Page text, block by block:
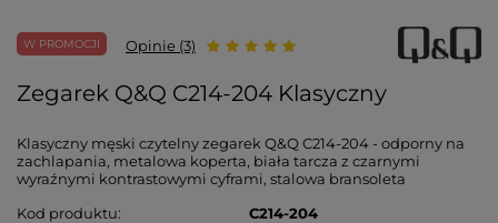
W PROMOCJI Opinie (3)
Zegarek Q&Q C214-204 Klasyczny
Klasyczny męski czytelny zegarek Q&Q C214-204 - odporny na
zachlapania, metalowa koperta, biała tarcza z czarnymi
wyraźnymi kontrastowymi cyframi, stalowa bransoleta
Kod produktu
C214-204